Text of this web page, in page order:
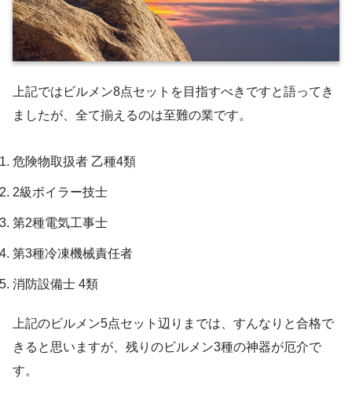
上記ではビルメン8点セットを目指すべきですと語ってき
ましたが、全て揃えるのは至難の業です。
危険物取扱者 乙種4類
2級ボイラー技士
第2種電気工事士
第3種冷凍機械責任者
消防設備士 4類
上記のビルメン5点セット辺りまでは、すんなりと合格で
きると思いますが、残りのビルメン3種の神器が厄介で
す。